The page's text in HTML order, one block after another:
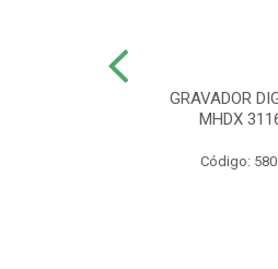
GRAVADOR
MHDX
Código: